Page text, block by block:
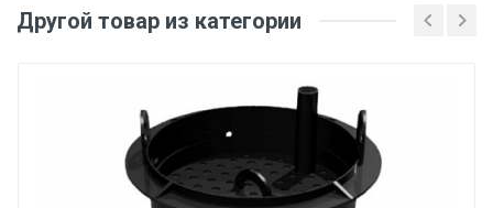
Другой товар из категории